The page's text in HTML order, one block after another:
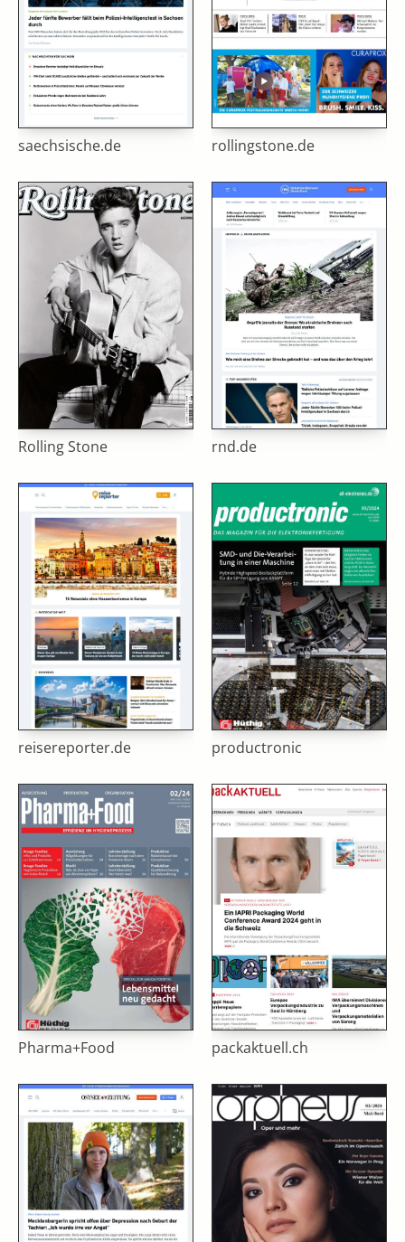
saechsische.de rollingstone.de
Rolling Stone rnd.de
reisereporter.de productronic
Pharma+Food packaktuell.ch